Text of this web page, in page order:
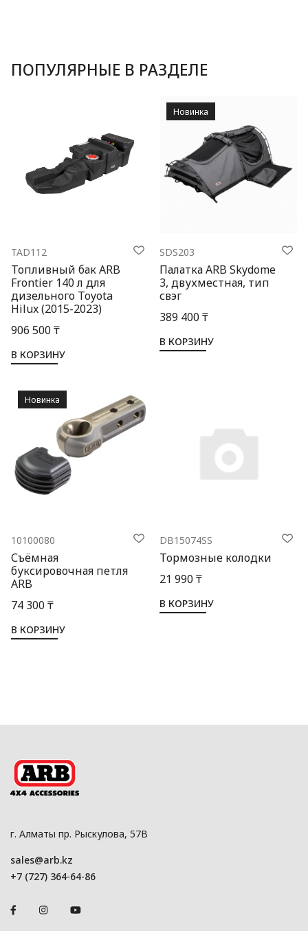
ПОПУЛЯРНЫЕ В РАЗДЕЛЕ
TAD112
Топливный бак ARB
Frontier 140 л для
дизельного Toyota
Hilux (2015-2023)
906 500 ₸
В КОРЗИНУ
SDS203
Палатка ARB Skydome
3, двухместная, тип
свэг
389 400 ₸
В КОРЗИНУ
Новинка
10100080
Съёмная
буксировочная петля
ARB
74 300 ₸
В КОРЗИНУ
Новинка
DB15074SS
Тормозные колодки
21 990 ₸
В КОРЗИНУ
г. Алматы пр. Рыскулова, 57В
sales@arb.kz
+7 (727) 364-64-86